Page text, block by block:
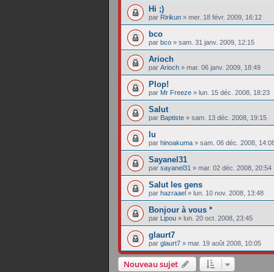
Hi ;)
par Ririkun » mer. 18 févr. 2009, 16:12
bco
par bco » sam. 31 janv. 2009, 12:15
Arioch
par Arioch » mar. 06 janv. 2009, 18:49
Plop!
par Mr Freeze » lun. 15 déc. 2008, 18:23
Salut
par Baptiste » sam. 13 déc. 2008, 19:15
lu
par hinoakuma » sam. 06 déc. 2008,
Sayanel31
par sayanel31 » mar. 02 déc. 2008, 20:54
Salut les gens
par hazraael » lun. 10 nov. 2008, 13:48
Bonjour à vous *
par Lipou » lun. 20 oct. 2008, 23:45
glaurt7
par glaurt7 » mar. 19 août 2008, 10:05
Nouveau sujet